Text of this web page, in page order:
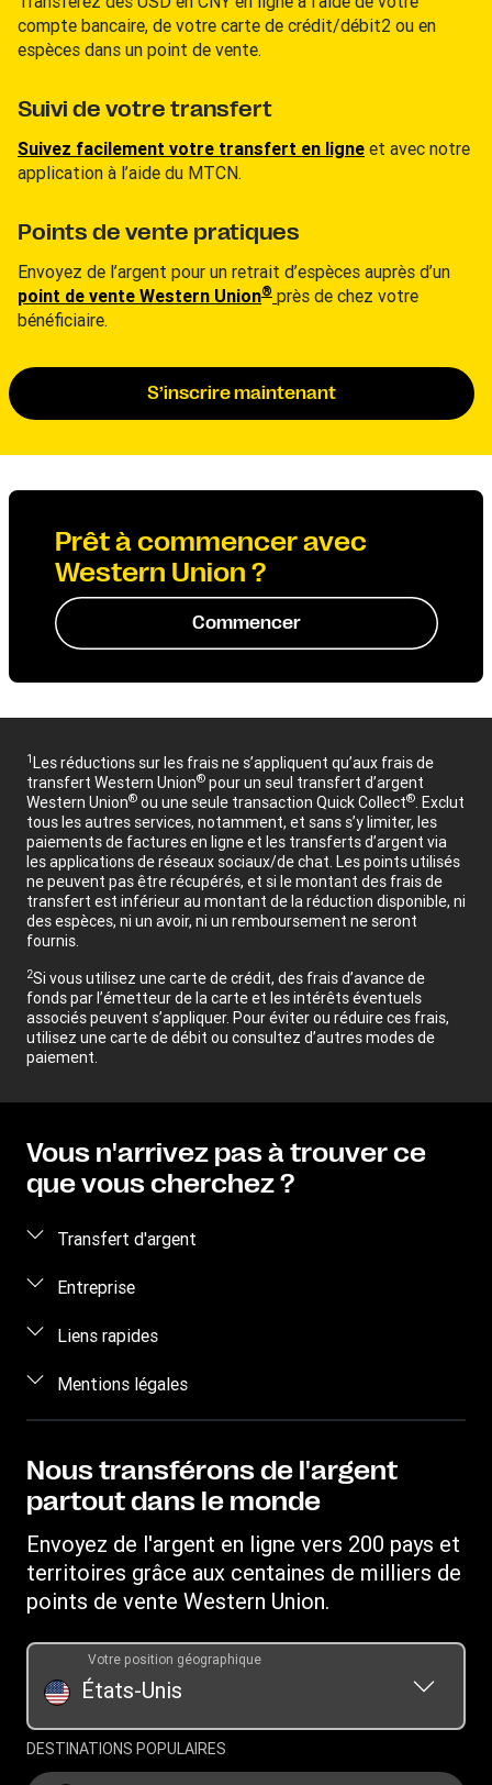
compte bancaire, de votre carte de crédit/débit2 ou en
espèces dans un point de vente.
Suivi de votre transfert
Suivez facilement votre transfert en ligne et avec notre
application à l’aide du MTCN.
Points de vente pratiques
Envoyez de l’argent pour un retrait d’espèces auprès d’un
point de vente Western Union® près de chez votre
bénéficiaire.
S’inscrire maintenant
Prêt à commencer avec
Western Union ?
Commencer
1Les réductions sur les frais ne s’appliquent qu’aux frais de
transfert Western Union® pour un seul transfert d’argent
Western Union® ou une seule transaction Quick Collect®. Exclut
tous les autres services, notamment, et sans s’y limiter, les
paiements de factures en ligne et les transferts d’argent via
les applications de réseaux sociaux/de chat. Les points utilisés
ne peuvent pas être récupérés, et si le montant des frais de
transfert est inférieur au montant de la réduction disponible, ni
des espèces, ni un avoir, ni un remboursement ne seront
fournis.
2Si vous utilisez une carte de crédit, des frais d’avance de
fonds par l’émetteur de la carte et les intérêts éventuels
associés peuvent s’appliquer. Pour éviter ou réduire ces frais,
utilisez une carte de débit ou consultez d’autres modes de
paiement.
Vous n'arrivez pas à trouver ce
que vous cherchez ?
Transfert d'argent
Envoyez de l'argent
Envoyer de l'argent par téléphone
Envoyer de l’argent à un détenu
Suivre un transfert
Recevoir de l'argent
Télécharger l'application
Convertisseur de devises
SWIFT/BIC
Entreprise
Qui sommes-nous ?
Recrutement
Relations d'investissement
Liens rapides
Se connecter / S'inscrire
Devenir agent
Service client
Parrainer un ami
Services prépayés Western Union
Mentions légales
Propriété intellectuelle
Déclaration de confidentialité en ligne
Déposer une plainte
Conditions générales du Service de transfert d'argent Vigo
par Western Union
Nous transférons de l'argent
partout dans le monde
Envoyez de l'argent en ligne vers 200 pays et
territoires grâce aux centaines de milliers de
points de vente Western Union.
États-Unis
Votre position géographique
DESTINATIONS POPULAIRES